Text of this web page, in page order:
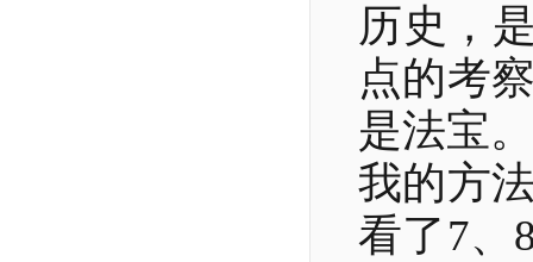
历史，
点的考
是法宝。
我的方
看了7、